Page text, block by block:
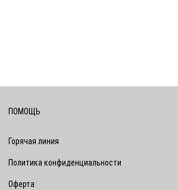
ПОМОЩЬ
Горячая линия
Политика конфиденциальности
Оферта